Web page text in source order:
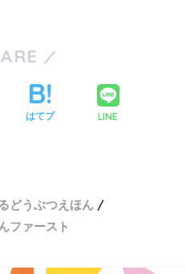
はてブ LINE
どうぶつえほん
ファースト